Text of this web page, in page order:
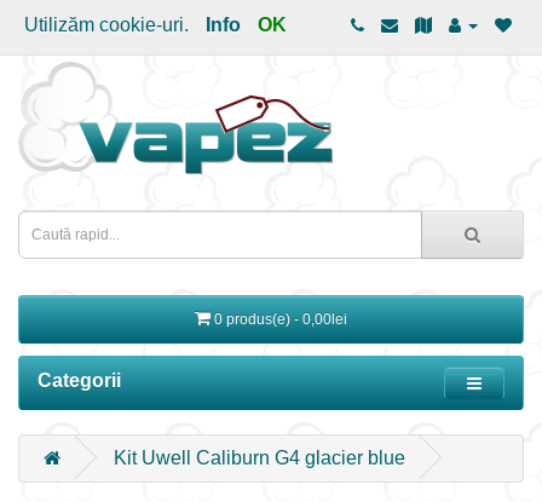
Utilizăm cookie-uri. Info OK
0 produs(e) - 0,00lei
Categorii
Kit Uwell Caliburn G4 glacier blue